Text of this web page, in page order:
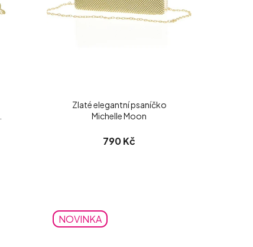
Zlaté elegantní psaníčko
Michelle Moon
790 Kč
NOVINKA